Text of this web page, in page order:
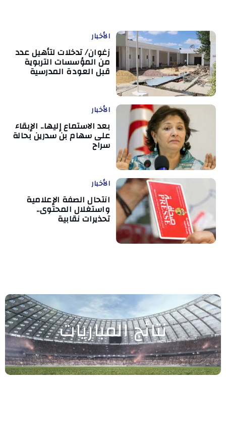
الأخبار
زغوان/ تدخلات لتأهيل عدد
من المؤسسات التربوية
قبل العودة المدرسية
الأخبار
بعد الاستماع إليها.. الإبقاء
على سهام بن سدرين بحالة
سراح
الأخبار
انتحال الصفة الإعلامية
واستغلال المحتوى..
تحذيرات نقابية
نتائج المباريات